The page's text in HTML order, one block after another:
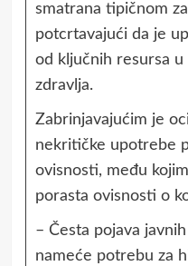
smatrana tipičnom
potcrtavajući da je
od ključnih resursa
zdravlja.
Zabrinjavajućim je
nekritičke upotrebe
ovisnosti, među
porasta ovisnosti o
– Česta pojava
nameće potrebu za